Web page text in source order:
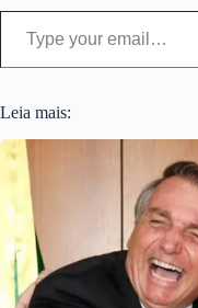
Type your email…
Leia mais: